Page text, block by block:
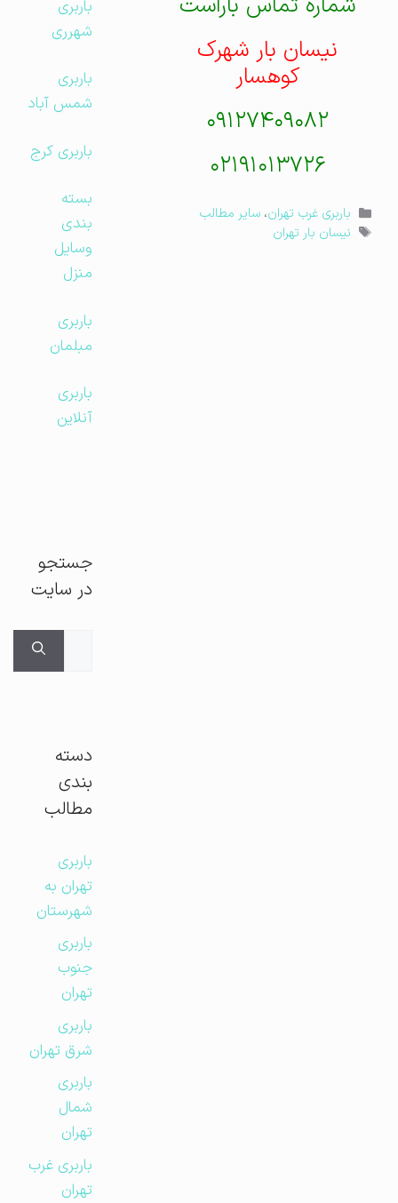
نیسان بار شهرک
کوهسار
۰۹۱۲۷۴۰۹۰۸۲
۰۲۱۹۱۰۱۳۷۲۶
دسته‌ها
باربری غرب تهران ،سایر مطالب
برچسب‌ها
نیسان بار تهران
باربری
شهرری
باربری
شمس آباد
باربری کرج
بسته
بندی
وسایل
منزل
باربری
مبلمان
باربری
آنلاین
جستجو
در سایت
دسته
بندی
مطالب
باربری
تهران به
شهرستان
باربری
جنوب
تهران
باربری
شرق تهران
باربری
شمال
تهران
باربری غرب
تهران